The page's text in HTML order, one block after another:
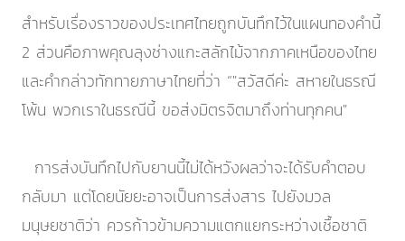
สำหรับเรื่องราวของประเทศไทยถูกบันทึกไว้ในแผนทองคำนี้
2 ส่วนคือภาพคุณลุงช่างแกะสลักไม้จากภาคเหนือของไทย
และคำกล่าวทักทายภาษาไทยที่ว่า “"สวัสดีค่ะ สหายในธรณี
โพ้น พวกเราในธรณีนี้ ขอส่งมิตรจิตมาถึงท่านทุกคน"
การส่งบันทึกไปกับยานนี้ไม่ได้หวังผลว่าจะได้รับคำตอบ
กลับมา แต่โดยนัยยะอาจเป็นการส่งสาร ไปยังมวล
มนุษยชาติว่า ควรก้าวข้ามความแตกแยกระหว่างเชื้อชาติ